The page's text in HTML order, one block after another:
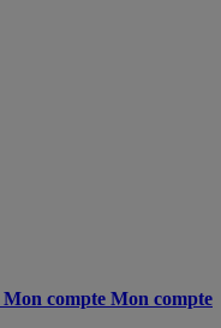
Mon compte Mon compte